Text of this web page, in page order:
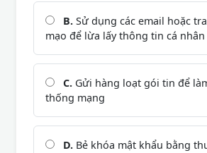
B. Sử dụng các email hoặc
mạo để lừa lấy thông tin cá nhân
C. Gửi hàng loạt gói tin để
thống mạng
D. Bẻ khóa mật khẩu bằng